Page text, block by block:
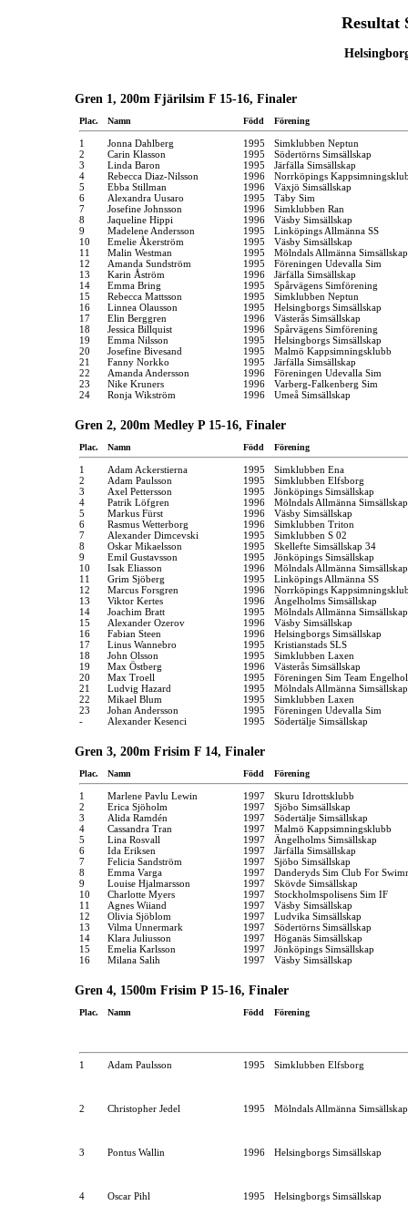
Resultat
Gren 1, 200m Fjärilsim F 15-16, Finaler
Plac. Namn Född Förening
1 Jonna Dahlberg 1995
Simklubben Neptun
2
Carin Klasson 1995
Södertörns Simsällskap
3
Linda Baron 1995
Järfälla Simsällskap
4
Rebecca Diaz-Nilsson 1996
Norrköpings
5
Ebba Stillman 1996
Växjö Simsällskap
6
Alexandra Uusaro 1995
Täby Sim
7
Josefine Johnsson 1996
Simklubben Ran
8
Jaqueline Hippi 1996
Väsby Simsällskap
9
Madelene Andersson 1995
Linköpings Allmänna SS
10
Emelie Åkerström 1995
Väsby Simsällskap
11
Malin Westman 1995
Mölndals Allmänna Simsällskap
12
Amanda Sundström 1995
Föreningen Udevalla Sim
13
Karin Åström 1996
Järfälla Simsällskap
14
Emma Bring 1995
Spårvägens Simförening
15
Rebecca Mattsson 1995
Simklubben Neptun
16
Linnea Olausson 1995
Helsingborgs Simsällskap
17
Elin Berggren 1996
Västerås Simsällskap
18
Jessica Billquist 1996
Spårvägens Simförening
19
Emma Nilsson 1995
Helsingborgs Simsällskap
20
Josefine Bivesand 1995
Malmö Kappsimningsklubb
21
Fanny Norkko 1995
Järfälla Simsällskap
22
Amanda Andersson 1996
Föreningen Udevalla Sim
23
Nike Kruners 1996
Varberg-Falkenberg Sim
24
Ronja Wikström 1996 Umeå Simsällskap
Gren 2, 200m Medley P 15-16, Finaler
Plac. Namn Född Förening
1 Adam Ackerstierna 1995
Simklubben Ena
2
Adam Paulsson 1995
Simklubben Elfsborg
3
Axel Pettersson 1995
Jönköpings Simsällskap
4
Patrik Löfgren 1996
Mölndals Allmänna Simsällskap
5
Markus Fürst 1996
Väsby Simsällskap
6
Rasmus Wetterborg 1996
Simklubben Triton
7
Alexander Dimcevski 1995
Simklubben S 02
8
Oskar Mikaelsson 1995
Skellefte Simsällskap 34
9
Emil Gustavsson 1995
Jönköpings Simsällskap
10
Isak Eliasson 1996
Mölndals Allmänna Simsällskap
11
Grim Sjöberg 1995
Linköpings Allmänna SS
12
Marcus Forsgren 1996
Norrköpings
13
Viktor Kertes 1996
Ängelholms Simsällskap
14
Joachim Bratt 1995
Mölndals Allmänna Simsällskap
15
Alexander Ozerov 1996
Väsby Simsällskap
16
Fabian Steen 1996
Helsingborgs Simsällskap
17
Linus Wannebro 1995
Kristianstads SLS
18
John Olsson 1995
Simklubben Laxen
19
Max Östberg 1996
Västerås Simsällskap
20
Max Troell 1995
Föreningen Sim Team
21
Ludvig Hazard 1995
Mölndals Allmänna Simsällskap
22
Mikael Blum 1995
Simklubben Laxen
23
Johan Andersson 1995
Föreningen Udevalla Sim
-
Alexander Kesenci 1995 Södertälje Simsällskap
Gren 3, 200m Frisim F 14, Finaler
Plac. Namn Född Förening
1 Marlene Pavlu Lewin 1997
Skuru Idrottsklubb
2
Erica Sjöholm 1997
Sjöbo Simsällskap
3
Alida Ramdén 1997
Södertälje Simsällskap
4
Cassandra Tran 1997
Malmö Kappsimningsklubb
5
Lina Rosvall 1997
Ängelholms Simsällskap
6
Ida Eriksen 1997
Järfälla Simsällskap
7
Felicia Sandström 1997
Sjöbo Simsällskap
8
Emma Varga 1997
Danderyds Sim Club For
9
Louise Hjalmarsson 1997
Skövde Simsällskap
10
Charlotte Myers 1997
Stockholmspolisens Sim IF
11
Agnes Wiiand 1997
Väsby Simsällskap
12
Olivia Sjöblom 1997
Ludvika Simsällskap
13
Vilma Unnermark 1997
Södertörns Simsällskap
14
Klara Juliusson 1997
Höganäs Simsällskap
15
Emelia Karlsson 1997
Jönköpings Simsällskap
16
Milana Salih 1997 Väsby Simsällskap
Gren 4, 1500m Frisim P 15-16, Finaler
Plac. Namn Född Förening
1 Adam Paulsson 1995 Simklubben Elfsborg
2 Christopher Jedel 1995 Mölndals Allmänna Simsällskap
3 Pontus Wallin 1996 Helsingborgs Simsällskap
4 Oscar Pihl 1995 Helsingborgs Simsällskap